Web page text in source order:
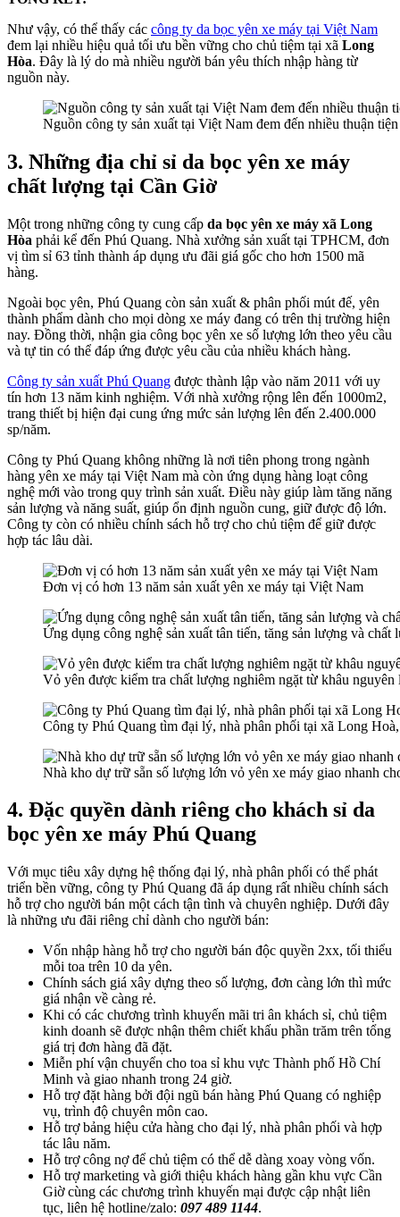
Như vậy, có thể thấy các công ty da bọc yên xe máy tại Việt Nam
đem lại nhiều hiệu quả tối ưu bền vững cho chủ tiệm tại xã Long
Hòa. Đây là lý do mà nhiều người bán yêu thích nhập hàng từ
nguồn này.
Nguồn công ty sản xuất tại Việt Nam đem đến nhiều thuận
3. Những địa chỉ sỉ da bọc yên xe máy
chất lượng tại Cần Giờ
Một trong những công ty cung cấp da bọc yên xe máy xã Long
Hòa phải kể đến Phú Quang. Nhà xưởng sản xuất tại TPHCM, đơn
vị tìm sỉ 63 tỉnh thành áp dụng ưu đãi giá gốc cho hơn 1500 mã
hàng.
Ngoài bọc yên, Phú Quang còn sản xuất & phân phối mút đế, yên
thành phẩm dành cho mọi dòng xe máy đang có trên thị trường hiện
nay. Đồng thời, nhận gia công bọc yên xe số lượng lớn theo yêu cầu
và tự tin có thể đáp ứng được yêu cầu của nhiều khách hàng.
Công ty sản xuất Phú Quang được thành lập vào năm 2011 với uy
tín hơn 13 năm kinh nghiệm. Với nhà xưởng rộng lên đến 1000m2,
trang thiết bị hiện đại cung ứng mức sản lượng lên đến 2.400.000
sp/năm.
Công ty Phú Quang không những là nơi tiên phong trong ngành
hàng yên xe máy tại Việt Nam mà còn ứng dụng hàng loạt công
nghệ mới vào trong quy trình sản xuất. Điều này giúp làm tăng năng
sản lượng và năng suất, giúp ổn định nguồn cung, giữ được độ lớn.
Công ty còn có nhiều chính sách hỗ trợ cho chủ tiệm để giữ được
hợp tác lâu dài.
Đơn vị có hơn 13 năm sản xuất yên xe máy tại Việt Nam
Ứng dụng công nghệ sản xuất tân tiến, tăng sản lượng và chất
Vỏ yên được kiểm tra chất lượng nghiêm ngặt từ khâu nguyên
Công ty Phú Quang tìm đại lý, nhà phân phối tại xã Long
Nhà kho dự trữ sẵn số lượng lớn vỏ yên xe máy giao nhanh
4. Đặc quyền dành riêng cho khách sỉ da
bọc yên xe máy Phú Quang
Với mục tiêu xây dựng hệ thống đại lý, nhà phân phối có thể phát
triển bền vững, công ty Phú Quang đã áp dụng rất nhiều chính sách
hỗ trợ cho người bán một cách tận tình và chuyên nghiệp. Dưới đây
là những ưu đãi riêng chỉ dành cho người bán:
Vốn nhập hàng hỗ trợ cho người bán độc quyền 2xx, tối thiểu
mỗi toa trên 10 da yên.
Chính sách giá xây dựng theo số lượng, đơn càng lớn thì mức
giá nhận về càng rẻ.
Khi có các chương trình khuyến mãi tri ân khách sỉ, chủ tiệm
kinh doanh sẽ được nhận thêm chiết khấu phần trăm trên tổng
giá trị đơn hàng đã đặt.
Miễn phí vận chuyển cho toa sỉ khu vực Thành phố Hồ Chí
Minh và giao nhanh trong 24 giờ.
Hỗ trợ đặt hàng bởi đội ngũ bán hàng Phú Quang có nghiệp
vụ, trình độ chuyên môn cao.
Hỗ trợ bảng hiệu cửa hàng cho đại lý, nhà phân phối và hợp
tác lâu năm.
Hỗ trợ công nợ để chủ tiệm có thể dễ dàng xoay vòng vốn.
Hỗ trợ marketing và giới thiệu khách hàng gần khu vực Cần
Giờ cùng các chương trình khuyến mại được cập nhật liên
tục, liên hệ hotline/zalo: 097 489 1144.